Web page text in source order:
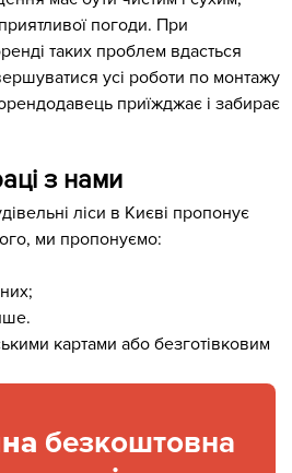
погоди. При
таких проблем вдасться
усі роботи по монтажу
приїжджає і забирає
з нами
ліси в Києві пропонує
ми пропонуємо:
картами або безготівковим
безкоштовна